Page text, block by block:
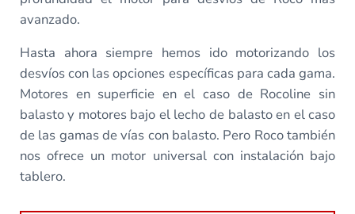
avanzado.
Hasta ahora siempre hemos ido motorizando los
desvíos con las opciones específicas para cada gama.
Motores en superficie en el caso de Rocoline sin
balasto y motores bajo el lecho de balasto en el caso
de las gamas de vías con balasto. Pero Roco también
nos ofrece un motor universal con instalación bajo
tablero.